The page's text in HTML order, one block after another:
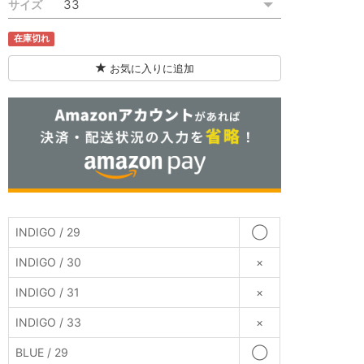
サイズ
在庫切れ
お気に入りに追加
INDIGO / 29 ◯
INDIGO / 30 ×
INDIGO / 31 ×
INDIGO / 33 ×
BLUE / 29 ◯